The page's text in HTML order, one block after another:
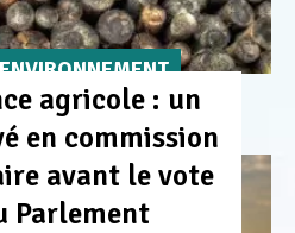
agricole : un
en commission
avant le vote
Parlement